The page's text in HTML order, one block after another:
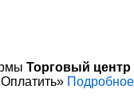
Торговый центр